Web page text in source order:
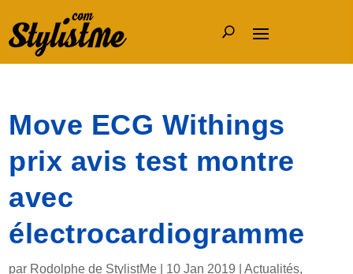
Move ECG Withings
prix avis test montre
avec
électrocardiogramme
par Rodolphe de StylistMe 10 Jan 2019 |Actualités,